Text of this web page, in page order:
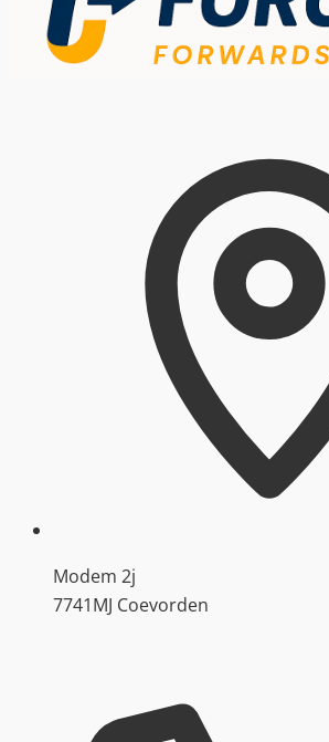
Modem 2j
7741MJ Coevorden